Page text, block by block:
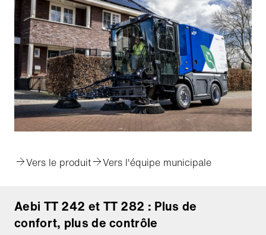
Vers le produit Vers l'équipe municipale
Aebi TT 242 et TT 282 : Plus de
confort, plus de contrôle